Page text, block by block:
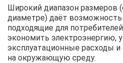
Широкий диапазон размеров
диаметре) даёт возможность
подходящие для
экономить электроэнергию,
эксплуатационные расходы
на окружающую среду.